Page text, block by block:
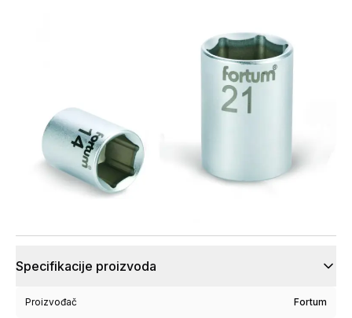
Specifikacije proizvoda
Proizvođač Fortum